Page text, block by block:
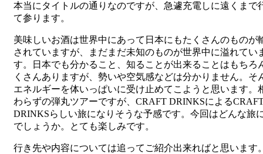
日:
本当にタイトルの通りなのですが、急遽充電しに遠くまで
て参ります。
美味しいお酒は世界中にあって日本にもたくさんのものが
されていますが、まだまだ未知のものが世界中に溢れてい
す。日本でも分かること、知ることが出来ることはもちろ
くさんありますが、勢いや空気感などは分かりません。そ
エネルギーを体いっぱいに受け止めてこようと思います。
わらずの弾丸ツアーですが、CRAFT DRINKSによる
DRINKSらしい旅になりそうな予感です。今回はどんな旅
でしょうか。とても楽しみです。
行き先や内容については追ってご紹介出来ればと思います